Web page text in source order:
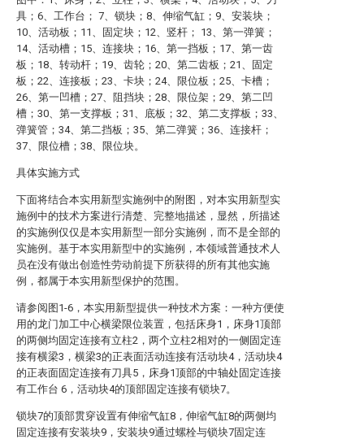
具；6、工作台； 7、锁块；8、伸缩气缸；9、安装块；
10、活动板；11、固定块；12、竖杆； 13、第一弹簧；
14、活动槽；15、连接块；16、第一挡板；17、第一齿
板；18、转动杆；19、齿轮；20、第二齿板；21、固定
板；22、连接板；23、卡块；24、限位板；25、卡槽；
26、第一凹槽；27、阻挡块；28、限位架；29、第二凹
槽；30、第一支撑板；31、底板；32、第二支撑板；33、
弹簧管；34、第二挡板；35、第二弹簧；36、连接杆；
37、限位槽；38、限位块。
具体实施方式
下面将结合本实用新型实施例中的附图，对本实用新型实
施例中的技术方案进行清楚、完整地描述，显然，所描述
的实施例仅仅是本实用新型一部分实施例，而不是全部的
实施例。基于本实用新型中的实施例，本领域普通技术人
员在没有做出创造性劳动前提下所获得的所有其他实施
例，都属于本实用新型保护的范围。
请参阅图1-6，本实用新型提供一种技术方案：一种方便使
用的龙门加工中心横梁限位装置，包括床身1，床身1顶部
的两侧均固定连接有立柱2，两个立柱2相对的一侧固定连
接有横梁3，横梁3的正表面活动连接有活动块4，活动块4
的正表面固定连接有刀具5，床身1顶部的中轴处固定连接
有工作台 6，活动块4的顶部固定连接有锁块7。
锁块7的顶部贯穿设置有伸缩气缸8，伸缩气缸8的两侧均
固定连接有安装块9，安装块9通过螺栓与锁块7固定连